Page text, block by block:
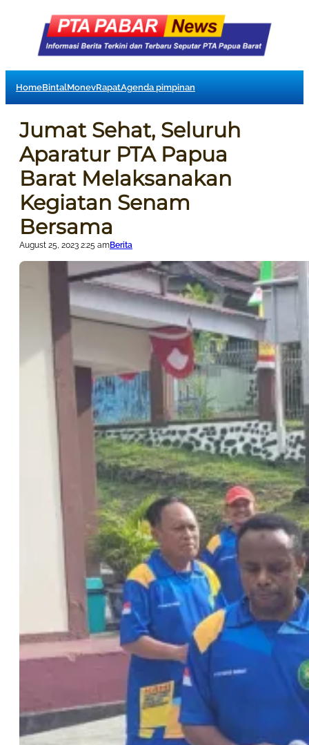
HomeBintalMonevRapatAgenda pimpinan
Jumat Sehat, Seluruh
Aparatur PTA Papua
Barat Melaksanakan
Kegiatan Senam
Bersama
August 25, 2023 2:25 amBerita